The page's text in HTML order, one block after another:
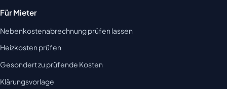
Für Mieter
Nebenkostenabrechnung prüfen lassen
Heizkosten prüfen
Gesondert zu prüfende Kosten
Klärungsvorlage